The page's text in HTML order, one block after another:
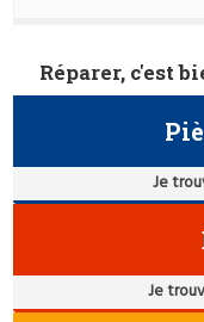
Réparer, c'est
Je
Je